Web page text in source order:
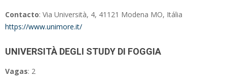
Contacto: Via Università, 4, 41121 Modena MO, Itália
https://www.unimore.it/
UNIVERSITÀ DEGLI STUDY DI FOGGIA
Vagas: 2